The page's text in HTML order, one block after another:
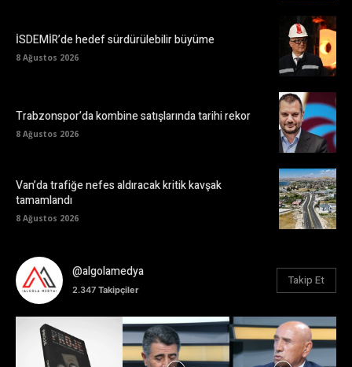
İSDEMİR’de hedef sürdürülebilir büyüme
8 Ağustos 2026
Trabzonspor’da kombine satışlarında tarihi rekor
8 Ağustos 2026
Van’da trafiğe nefes aldıracak kritik kavşak
tamamlandı
8 Ağustos 2026
@algolamedya
2.347 Takipçiler
Takip Et